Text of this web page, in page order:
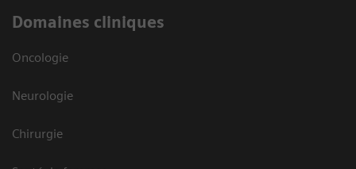
Domaines cliniques
Oncologie
Neurologie
Chirurgie